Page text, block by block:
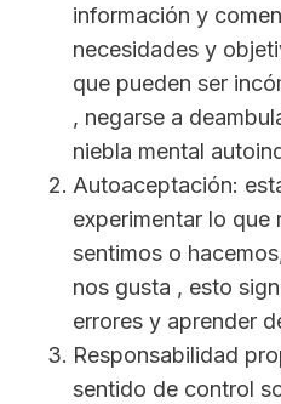
información y
necesidades y
que pueden ser
, negarse a
niebla mental
Autoaceptación:
experimentar lo que
sentimos o
nos gusta , esto
errores y aprender
Responsabilidad
sentido de control